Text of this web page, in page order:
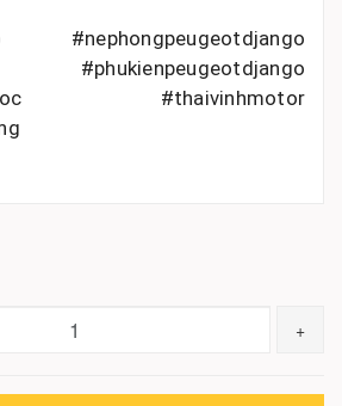
#nephongpeugeotdjango
#phukienpeugeotdjango
#thaivinhmotor
+